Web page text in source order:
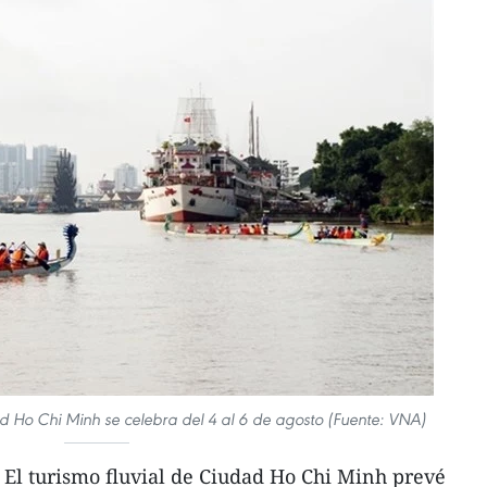
Ho Chi Minh se celebra del 4 al 6 de agosto (Fuente: VNA)
turismo fluvial de Ciudad Ho Chi Minh prevé